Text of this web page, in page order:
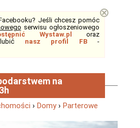
Jeśli chcesz pomóc
serwisu ogłoszeniowego
Wystaw.pl
oraz
nasz profil FB-
⊗
na
› Domy› Parterowe